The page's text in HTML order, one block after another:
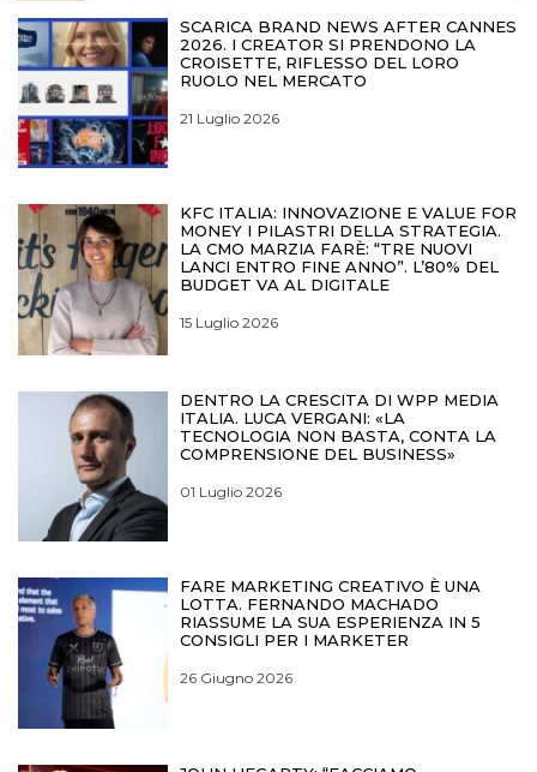
SCARICA BRAND NEWS AFTER CANNES
2026. I CREATOR SI PRENDONO LA
CROISETTE, RIFLESSO DEL LORO
RUOLO NEL MERCATO
21 Luglio 2026
KFC ITALIA: INNOVAZIONE E VALUE FOR
MONEY I PILASTRI DELLA STRATEGIA.
LA CMO MARZIA FARÈ: “TRE NUOVI
LANCI ENTRO FINE ANNO”. L’80% DEL
BUDGET VA AL DIGITALE
15 Luglio 2026
DENTRO LA CRESCITA DI WPP MEDIA
ITALIA. LUCA VERGANI: «LA
TECNOLOGIA NON BASTA, CONTA LA
COMPRENSIONE DEL BUSINESS»
01 Luglio 2026
FARE MARKETING CREATIVO È UNA
LOTTA. FERNANDO MACHADO
RIASSUME LA SUA ESPERIENZA IN 5
CONSIGLI PER I MARKETER
26 Giugno 2026